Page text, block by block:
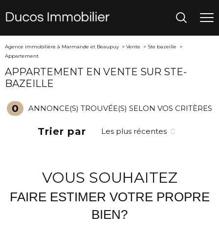
Agence immobilière à Marmande et Beaupuy Vente
Ste bazeille
Appartement
APPARTEMENT EN VENTE SUR STE-
BAZEILLE
0 ANNONCE(S) TROUVÉE(S) SELON VOS CRITÈRES
Trier par Les plus récentes
VOUS SOUHAITEZ
FAIRE ESTIMER VOTRE PROPRE
BIEN?